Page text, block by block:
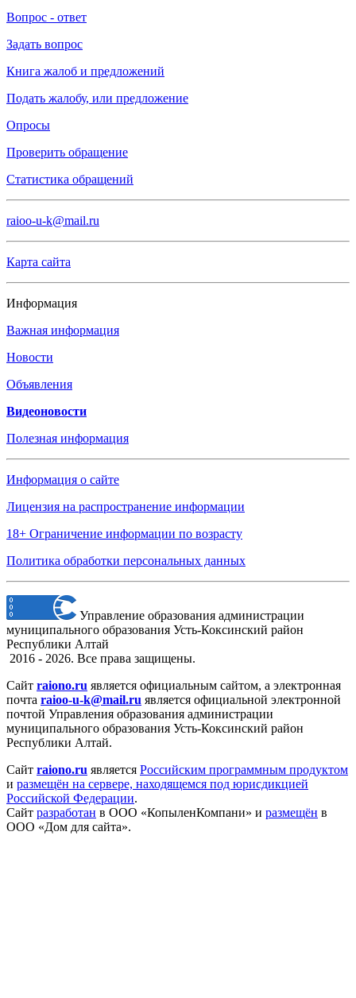
Вопрос - ответ
Задать вопрос
Книга жалоб и предложений
Подать жалобу, или предложение
Опросы
Проверить обращение
Статистика обращений
raioo-u-k@mail.ru
Карта сайта
Информация
Важная информация
Новости
Объявления
Видеоновости
Полезная информация
Информация о сайте
Лицензия на распространение информации
18+ Ограничение информации по возрасту
Политика обработки персональных данных
Управление образования администрации
муниципального образования Усть-Коксинский район
Республики Алтай
2016 - 2026. Все права защищены.
Сайт raiono.ru является официальным сайтом, а электронная
почта raioo-u-k@mail.ru является официальной электронной
почтой Управления образования администрации
муниципального образования Усть-Коксинский район
Республики Алтай.
Сайт raiono.ru является Российским программным продуктом
и размещён на сервере, находящемся под юрисдикцией
Российской Федерации.
Сайт разработан в ООО «КопыленКомпани» и размещён в
ООО «Дом для сайта».